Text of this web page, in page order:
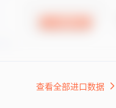
查看全部进口数据